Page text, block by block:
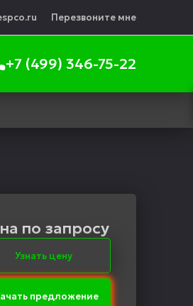
Перезвоните мне
+7 (499) 346-75-22
по запросу
Узнать цену
предложение